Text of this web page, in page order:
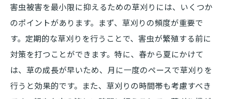
害虫被害を最小限に抑えるための草刈りには、いくつか
のポイントがあります。まず、草刈りの頻度が重要で
す。定期的な草刈りを行うことで、害虫が繁殖する前に
対策を打つことができます。特に、春から夏にかけて
は、草の成長が早いため、月に一度のペースで草刈りを
行うと効果的です。また、草刈りの時間帯も考慮すべき